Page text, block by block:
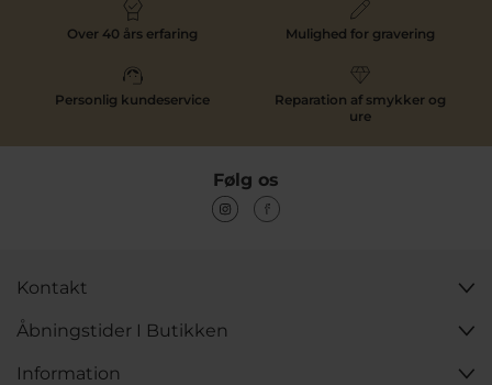
Over 40 års erfaring Mulighed for gravering
Personlig kundeservice
Reparation af smykker og
ure
Følg os
Kontakt
Åbningstider I Butikken
Information